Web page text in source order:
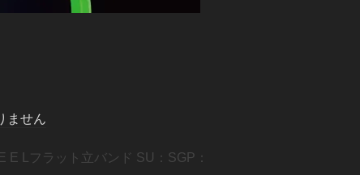
ません
Lフラット立バンド SU：SGP：